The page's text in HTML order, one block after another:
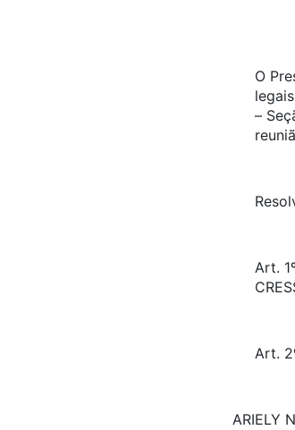
O
–
Art.
Art.
ARIELY